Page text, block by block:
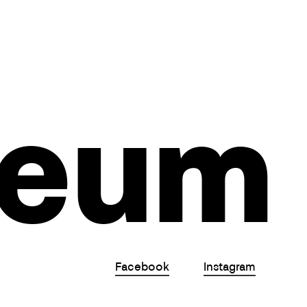
Facebook Instagram